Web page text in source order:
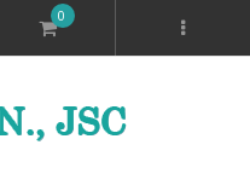
0